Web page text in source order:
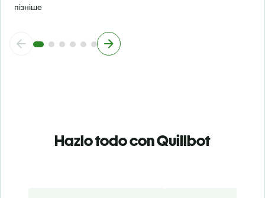
пізніше
Hazlo todo con Quillbot